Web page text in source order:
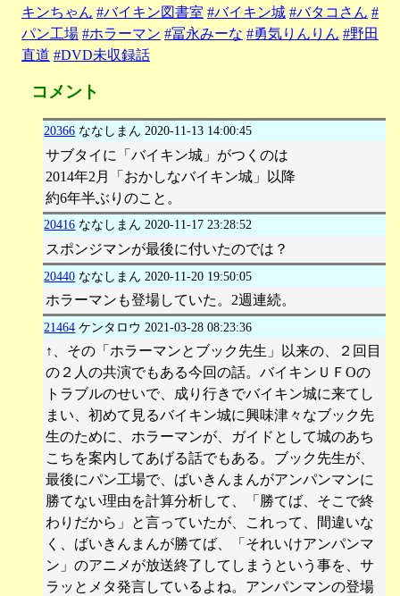
キンちゃん #バイキン図書室 #バイキン城 #バタコさん #
パン工場 #ホラーマン #冨永みーな #勇気りんりん #野田
直道 #DVD未収録話
コメント
20366 ななしまん 2020-11-13 14:00:45
サブタイに「バイキン城」がつくのは
2014年2月「おかしなバイキン城」以降
約6年半ぶりのこと。
20416 ななしまん 2020-11-17 23:28:52
スポンジマンが最後に付いたのでは？
20440 ななしまん 2020-11-20 19:50:05
ホラーマンも登場していた。2週連続。
21464 ケンタロウ 2021-03-28 08:23:36
↑、その「ホラーマンとブック先生」以来の、２回目
の２人の共演でもある今回の話。バイキンＵＦОの
トラブルのせいで、成り行きでバイキン城に来てし
まい、初めて見るバイキン城に興味津々なブック先
生のために、ホラーマンが、ガイドとして城のあち
こちを案内してあげる話でもある。ブック先生が、
最後にパン工場で、ばいきんまんがアンパンマンに
勝てない理由を計算分析して、「勝てば、そこで終
わりだから」と言っていたが、これって、間違いな
く、ばいきんまんが勝てば、「それいけアンパンマ
ン」のアニメが放送終了してしまうという事を、サ
ラッとメタ発言しているよね。アンパンマンの登場